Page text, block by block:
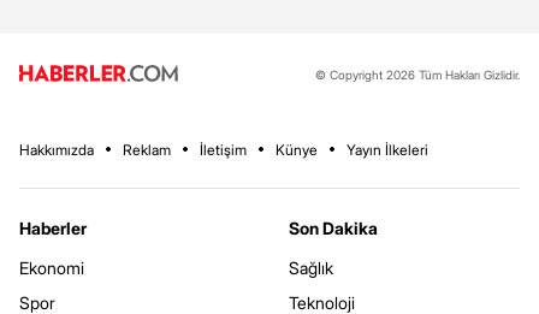
© Copyright 2026 Tüm Hakları Gizlidir.
Hakkımızda Reklam İletişim Künye Yayın İlkeleri
Haberler
Ekonomi
Spor
Son Dakika
Sağlık
Teknoloji